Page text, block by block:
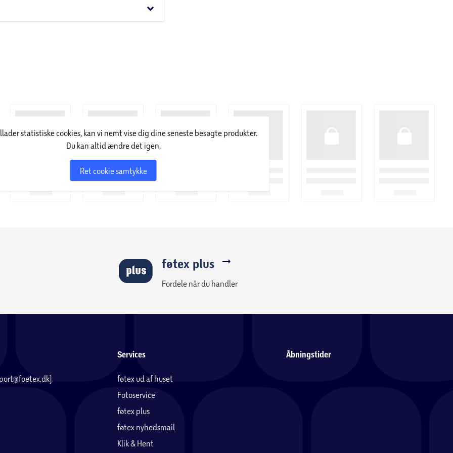
keyboard_arrow_down
statistiske cookies, kan vi nemt vise dig dine seneste besøgte produkter.
Du kan altid ændre det igen.
Ret cookie samtykke
føtex plus
Fordele når du handler
Services
føtex ud af huset
Fotoservice
føtex plus
føtex nyhedsmail
Klik & Hent
Åbningstider